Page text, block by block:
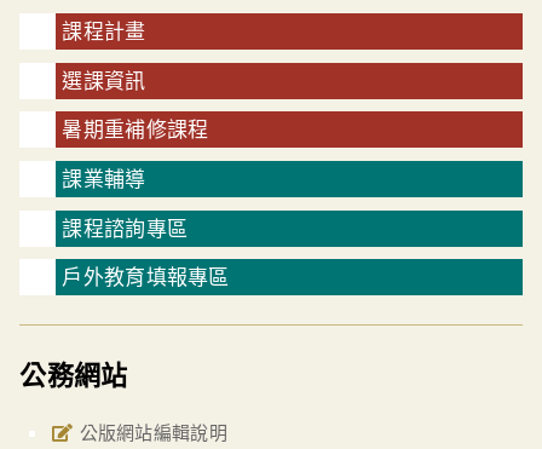
課程計畫
選課資訊
暑期重補修課程
課業輔導
課程諮詢專區
戶外教育填報專區
公務網站
公版網站編輯說明